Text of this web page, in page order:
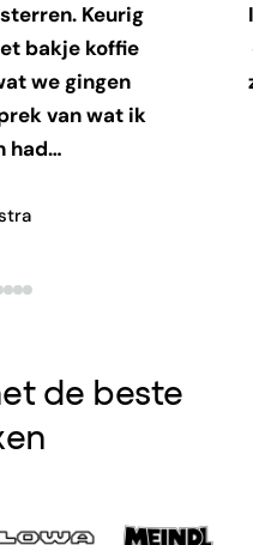
Keurig
bakje koffie
we gingen
van wat ik
had…
de beste